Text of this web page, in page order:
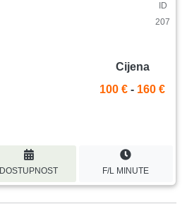
ID
207
Cijena
100 € - 160 €
DOSTUPNOST F/L MINUTE